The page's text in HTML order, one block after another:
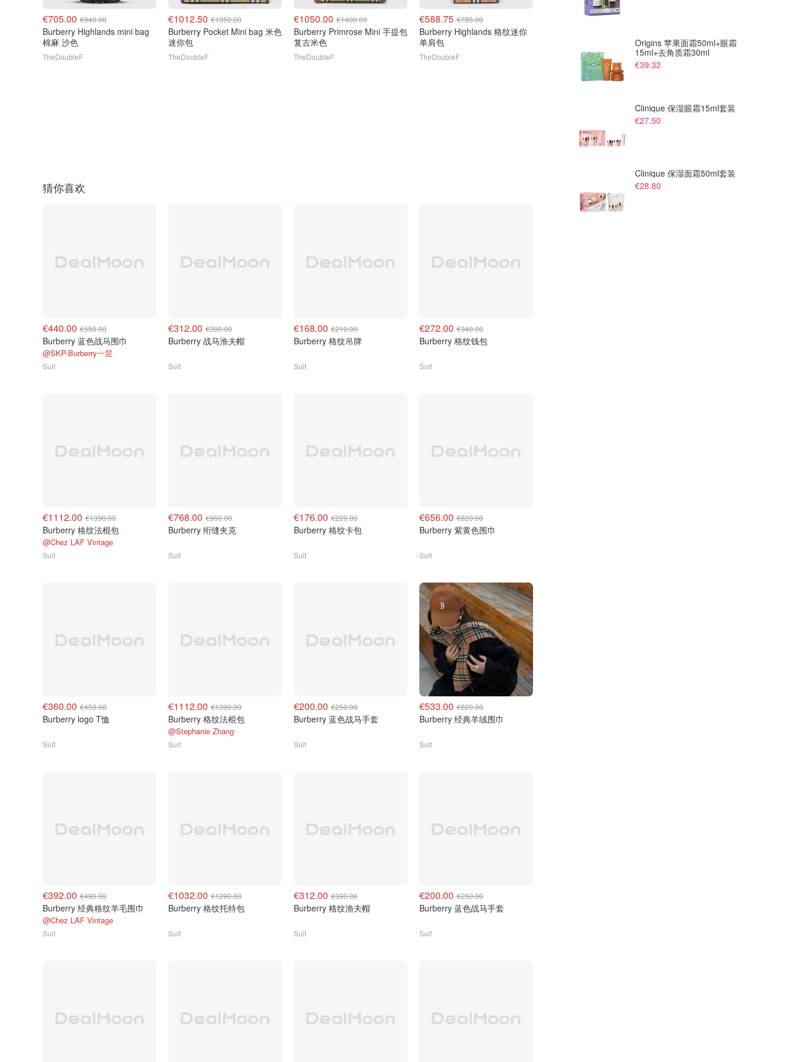
€705.00 €940.00
Burberry Highlands mini bag
棉麻 沙色
TheDoubleF
€1012.50 €1350.00
Burberry Pocket Mini bag 米色
迷你包
TheDoubleF
€1050.00 €1400.00
Burberry Primrose Mini 手提包
复古米色
TheDoubleF
€588.75 €785.00
Burberry Highlands 格纹迷你
单肩包
TheDoubleF
€1480.00 €1850.00
补货啦
Suit
猜你喜欢
€440.00 €550.00
Burberry 蓝色战马围巾
@SKP-Burberry一层
Suit
€312.00 €390.00
Burberry 战马渔夫帽
Suit
€168.00 €210.00
Burberry 格纹吊牌
Suit
€272.00 €340.00
Burberry 格纹钱包
Suit
€1112.00 €1390.00
Burberry 格纹法棍包
@Chez LAF Vintage
Suit
€768.00 €960.00
Burberry 绗缝夹克
Suit
€176.00 €220.00
Burberry 格纹卡包
Suit
€656.00 €820.00
Burberry 紫黄色围巾
Suit
€360.00 €450.00
Burberry logo T恤
Suit
€1112.00 €1390.00
Burberry 格纹法棍包
@Stephanie Zhang
Suit
€200.00 €250.00
Burberry 蓝色战马手套
Suit
€533.00 €820.00
Burberry 经典羊绒围巾
Suit
€392.00 €490.00
Burberry 经典格纹羊毛围巾
@Chez LAF Vintage
Suit
€1032.00 €1290.00
Burberry 格纹托特包
Suit
€312.00 €390.00
Burberry 格纹渔夫帽
Suit
€200.00 €250.00
Burberry 蓝色战马手套
Suit
Origins 苹果面霜50ml+眼霜
15ml+去角质霜30ml
€39.32
Clinique 保湿眼霜15ml套装
€27.50
Clinique 保湿面霜50ml套装
€28.80